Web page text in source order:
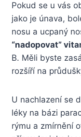
Pokud se u vás
jako je únava,
nosu a ucpaný
“nadopovat”
B. Měli byste
rozšíří na
U nachlazení se
léky na bázi
rýmu a zmírnění